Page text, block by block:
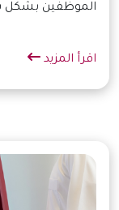
الموظفين بشكل
اقرأ المزيد